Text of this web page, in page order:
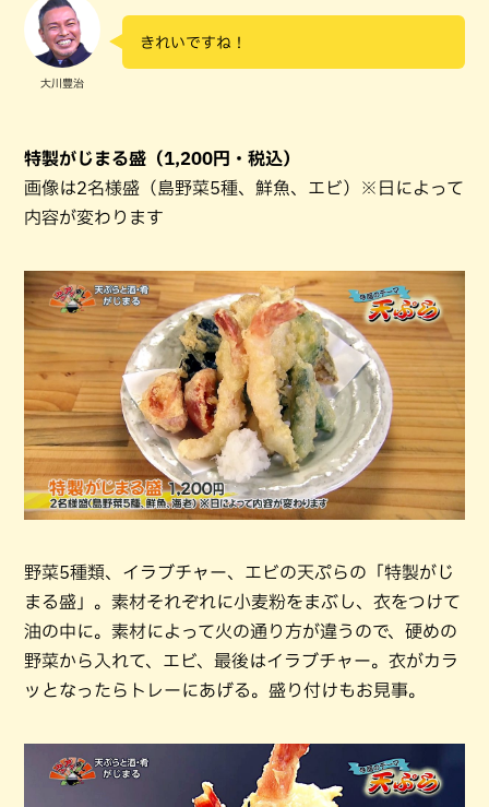
大川豊治
きれいですね！
特製がじまる盛（1,200円・税込）
画像は2名様盛（島野菜5種、鮮魚、エビ）※日によって
内容が変わります
野菜5種類、イラブチャー、エビの天ぷらの「特製がじ
まる盛」。素材それぞれに小麦粉をまぶし、衣をつけて
油の中に。素材によって火の通り方が違うので、硬めの
野菜から入れて、エビ、最後はイラブチャー。衣がカラ
ッとなったらトレーにあげる。盛り付けもお見事。